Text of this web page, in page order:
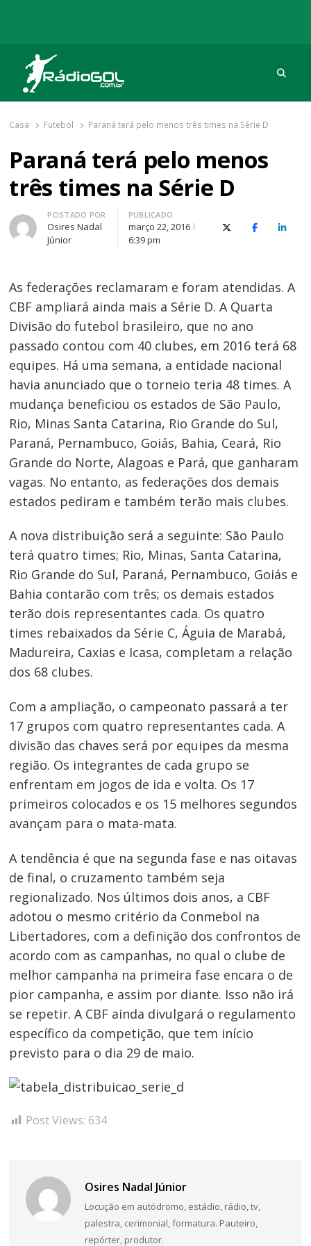
Rádio Gol
Há mais de 20 anos com as melhores coberturas
Casa Futebol Paraná terá pelo menos três times na Série D
Paraná terá pelo menos
três times na Série D
Autor
POSTADO POR
Osires Nadal
Júnior
PUBLICADO
março 22, 2016
6:39 pm
X (Twitter)Facebook
O
As federações reclamaram e foram atendidas. A
CBF ampliará ainda mais a Série D. A Quarta
Divisão do futebol brasileiro, que no ano
passado contou com 40 clubes, em 2016 terá 68
equipes. Há uma semana, a entidade nacional
havia anunciado que o torneio teria 48 times. A
mudança beneficiou os estados de São Paulo,
Rio, Minas Santa Catarina, Rio Grande do Sul,
Paraná, Pernambuco, Goiás, Bahia, Ceará, Rio
Grande do Norte, Alagoas e Pará, que ganharam
vagas. No entanto, as federações dos demais
estados pediram e também terão mais clubes.
A nova distribuição será a seguinte: São Paulo
terá quatro times; Rio, Minas, Santa Catarina,
Rio Grande do Sul, Paraná, Pernambuco, Goiás e
Bahia contarão com três; os demais estados
terão dois representantes cada. Os quatro
times rebaixados da Série C, Águia de Marabá,
Madureira, Caxias e Icasa, completam a relação
dos 68 clubes.
Com a ampliação, o campeonato passará a ter
17 grupos com quatro representantes cada. A
divisão das chaves será por equipes da mesma
região. Os integrantes de cada grupo se
enfrentam em jogos de ida e volta. Os 17
primeiros colocados e os 15 melhores segundos
avançam para o mata-mata.
A tendência é que na segunda fase e nas oitavas
de final, o cruzamento também seja
regionalizado. Nos últimos dois anos, a CBF
adotou o mesmo critério da Conmebol na
Libertadores, com a definição dos confrontos de
acordo com as campanhas, no qual o clube de
melhor campanha na primeira fase encara o de
pior campanha, e assim por diante. Isso não irá
se repetir. A CBF ainda divulgará o regulamento
específico da competição, que tem início
previsto para o dia 29 de maio.
Post Views: 634
Osires Nadal Júnior
Locução em autódromo, estádio, rádio, tv,
palestra, cerimonial, formatura. Pauteiro,
repórter, produtor.
Navegação
de
Post